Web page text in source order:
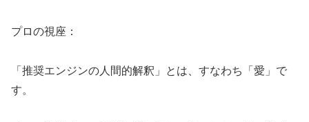
プロの視座：
「推奨エンジンの人間的解釈」とは、すなわち「愛」で
す。